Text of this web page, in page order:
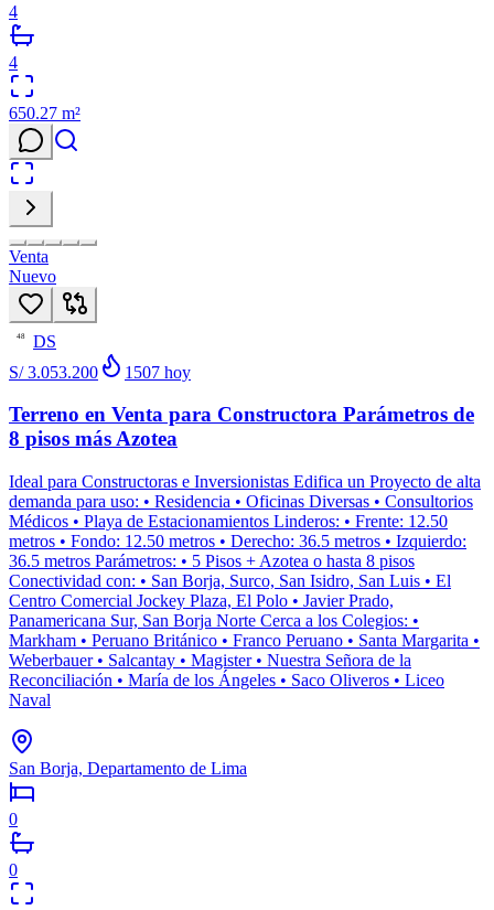
4
4
650.27 m²
Venta
Nuevo
48
DS
S/ 3.053.200
1507 hoy
Terreno en Venta para Constructora Parámetros de
8 pisos más Azotea
Ideal para Constructoras e Inversionistas Edifica un Proyecto de alta
demanda para uso: • Residencia • Oficinas Diversas • Consultorios
Médicos • Playa de Estacionamientos Linderos: • Frente: 12.50
metros • Fondo: 12.50 metros • Derecho: 36.5 metros • Izquierdo:
36.5 metros Parámetros: • 5 Pisos + Azotea o hasta 8 pisos
Conectividad con: • San Borja, Surco, San Isidro, San Luis • El
Centro Comercial Jockey Plaza, El Polo • Javier Prado,
Panamericana Sur, San Borja Norte Cerca a los Colegios: •
Markham • Peruano Británico • Franco Peruano • Santa Margarita •
Weberbauer • Salcantay • Magister • Nuestra Señora de la
Reconciliación • María de los Ángeles • Saco Oliveros • Liceo
Naval
San Borja, Departamento de Lima
0
0